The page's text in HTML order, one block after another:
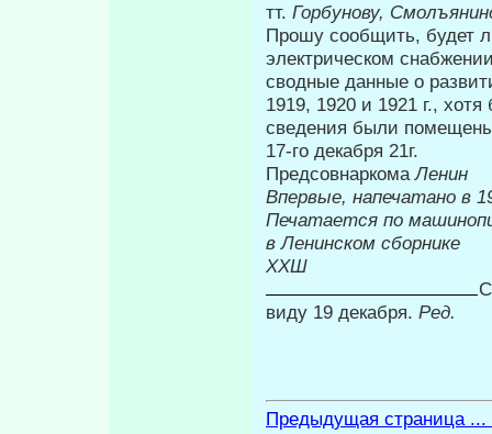
тт. Горбунову,
Прошу сообщить, будет
элек­трическом
сводные данные о
1919, 1920 и 1921 г.,
сведения были помещены
17-го
ПредсовнаркомаЛенин
Впервые,
Печатается по
в Ленинском сборнике
ХХШ
виду 19 декабря. Ред.
Предыдущая страница ...